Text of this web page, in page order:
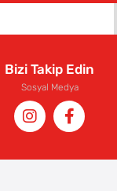
Bizi Takip Edin
Sosyal Medya